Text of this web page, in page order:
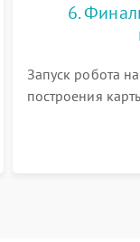
6.
Запуск робота
построения
навигации и